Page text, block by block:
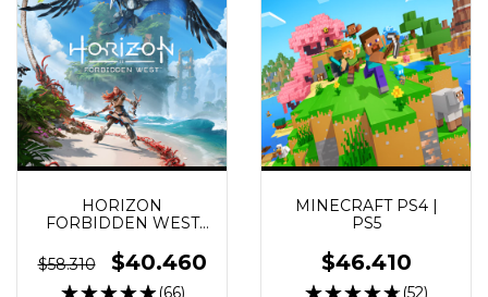
HORIZON
FORBIDDEN WEST
$58.310
$40.460
(66)
MINECRAFT PS4 |
PS5
$46.410
(52)